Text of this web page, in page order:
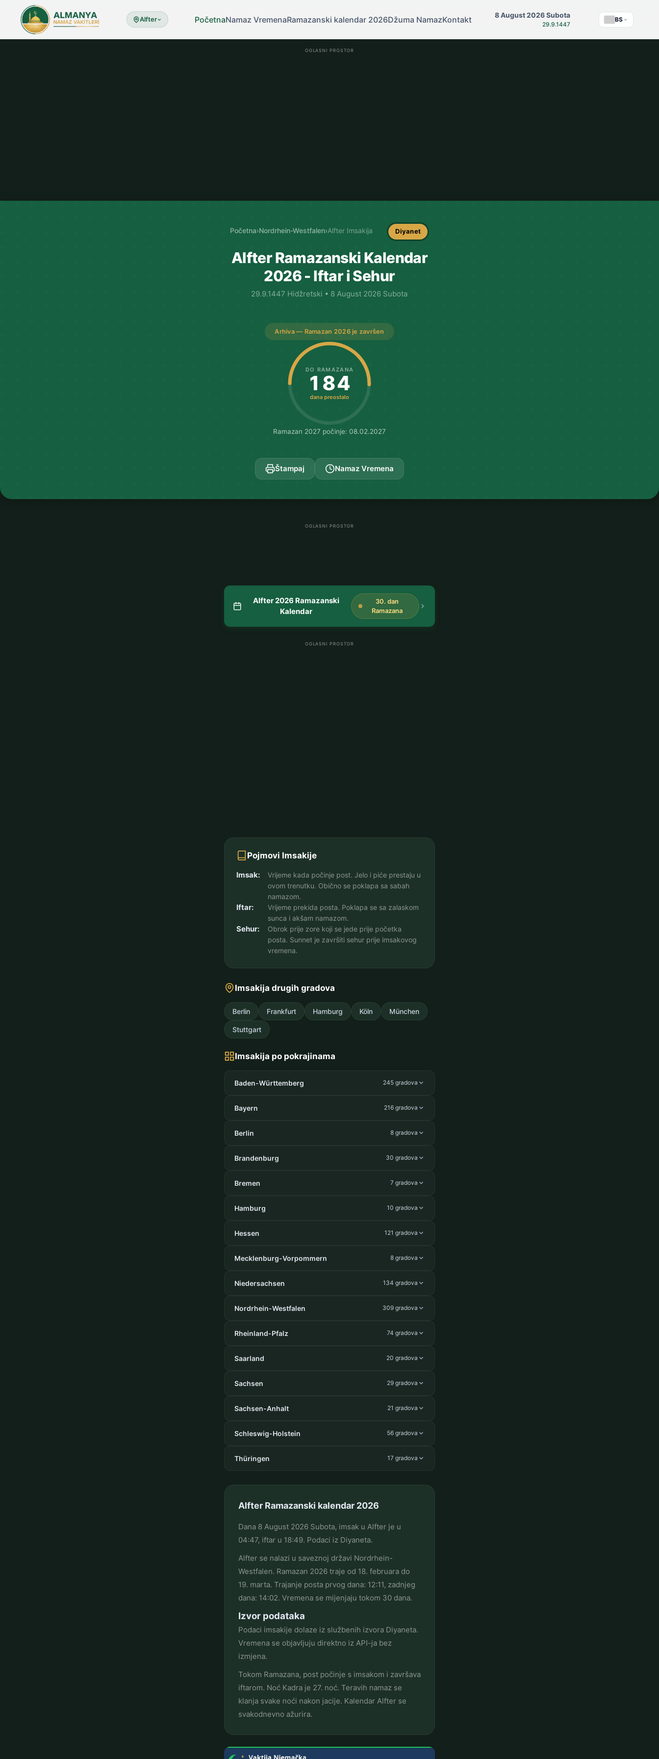
Alfter PočetnaNamaz VremenaRamazanski kalendar 2026Džuma NamazKontakt 8 August 2026 Subota
29.9.1447
BS
OGLASNI PROSTOR
Početna›Nordrhein-Westfalen›Alfter Imsakija Diyanet
Alfter Ramazanski Kalendar
2026 - Iftar i Sehur
29.9.1447 Hidžretski • 8 August 2026 Subota
Arhiva — Ramazan 2026 je završen
DO RAMAZANA
184
dana preostalo
Ramazan 2027 počinje: 08.02.2027
Štampaj Namaz Vremena
OGLASNI PROSTOR
Alfter 2026 Ramazanski
Kalendar
30. dan
Ramazana
OGLASNI PROSTOR
Pojmovi Imsakije
Imsak:
Vrijeme kada počinje post. Jelo i piće prestaju u
ovom trenutku. Obično se poklapa sa sabah
namazom.
Iftar:
Vrijeme prekida posta. Poklapa se sa zalaskom
sunca i akšam namazom.
Sehur:
Obrok prije zore koji se jede prije početka
posta. Sunnet je završiti sehur prije imsakovog
vremena.
Imsakija drugih gradova
Berlin Frankfurt Hamburg Köln München
Stuttgart
Imsakija po pokrajinama
Baden-Württemberg 245 gradova
Bayern 216 gradova
Berlin 8 gradova
Brandenburg 30 gradova
Bremen 7 gradova
Hamburg 10 gradova
Hessen 121 gradova
Mecklenburg-Vorpommern 8 gradova
Niedersachsen 134 gradova
Nordrhein-Westfalen 309 gradova
Rheinland-Pfalz 74 gradova
Saarland 20 gradova
Sachsen 29 gradova
Sachsen-Anhalt 21 gradova
Schleswig-Holstein 56 gradova
Thüringen 17 gradova
Alfter Ramazanski kalendar 2026
Dana 8 August 2026 Subota, imsak u Alfter je u
04:47, iftar u 18:49. Podaci iz Diyaneta.
Alfter se nalazi u saveznoj državi Nordrhein-
Westfalen. Ramazan 2026 traje od 18. februara do
19. marta. Trajanje posta prvog dana: 12:11, zadnjeg
dana: 14:02. Vremena se mijenjaju tokom 30 dana.
Izvor podataka
Podaci imsakije dolaze iz službenih izvora Diyaneta.
Vremena se objavljuju direktno iz API-ja bez
izmjena.
Tokom Ramazana, post počinje s imsakom i završava
iftarom. Noć Kadra je 27. noć. Teravih namaz se
klanja svake noći nakon jacije. Kalendar Alfter se
svakodnevno ažurira.